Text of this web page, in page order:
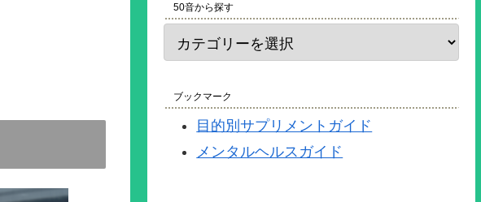
50音から探す
ブックマーク
目的別サプリメントガイド
メンタルヘルスガイド